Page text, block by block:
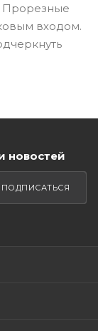
Прорезные
входом.
новостей
ПОДПИСАТЬСЯ